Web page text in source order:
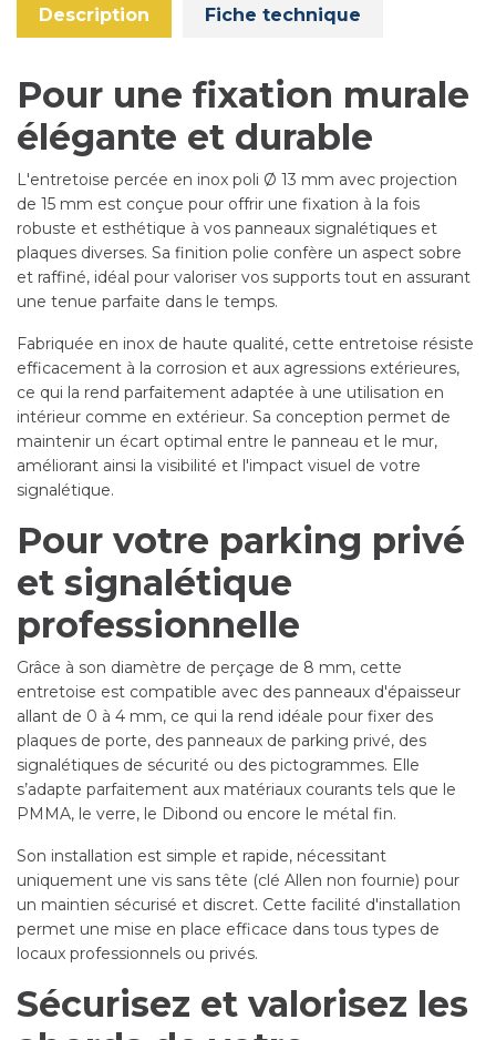
Description Fiche technique
Pour une fixation murale
élégante et durable
L'entretoise percée en inox poli Ø 13 mm avec projection
de 15 mm est conçue pour offrir une fixation à la fois
robuste et esthétique à vos panneaux signalétiques et
plaques diverses. Sa finition polie confère un aspect sobre
et raffiné, idéal pour valoriser vos supports tout en assurant
une tenue parfaite dans le temps.
Fabriquée en inox de haute qualité, cette entretoise résiste
efficacement à la corrosion et aux agressions extérieures,
ce qui la rend parfaitement adaptée à une utilisation en
intérieur comme en extérieur. Sa conception permet de
maintenir un écart optimal entre le panneau et le mur,
améliorant ainsi la visibilité et l'impact visuel de votre
signalétique.
Pour votre parking privé
et signalétique
professionnelle
Grâce à son diamètre de perçage de 8 mm, cette
entretoise est compatible avec des panneaux d'épaisseur
allant de 0 à 4 mm, ce qui la rend idéale pour fixer des
plaques de porte, des panneaux de parking privé, des
signalétiques de sécurité ou des pictogrammes. Elle
s’adapte parfaitement aux matériaux courants tels que le
PMMA, le verre, le Dibond ou encore le métal fin.
Son installation est simple et rapide, nécessitant
uniquement une vis sans tête (clé Allen non fournie) pour
un maintien sécurisé et discret. Cette facilité d'installation
permet une mise en place efficace dans tous types de
locaux professionnels ou privés.
Sécurisez et valorisez les